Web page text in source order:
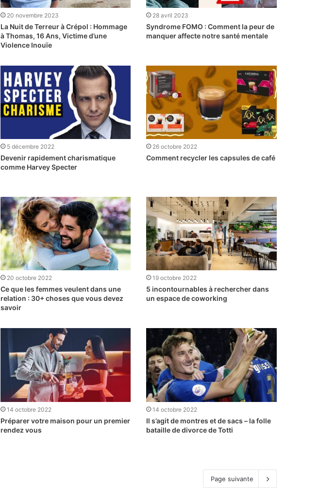
20 novembre 2023
La Nuit de Terreur à Crépol : Hommage
à Thomas, 16 Ans, Victime d’une
Violence Inouïe
28 avril 2023
Syndrome FOMO : Comment la peur de
manquer affecte notre santé mentale
5 décembre 2022
Devenir rapidement charismatique
comme Harvey Specter
26 octobre 2022
Comment recycler les capsules de café
20 octobre 2022
Ce que les femmes veulent dans une
relation : 30+ choses que vous devez
savoir
19 octobre 2022
5 incontournables à rechercher dans
un espace de coworking
14 octobre 2022
Préparer votre maison pour un premier
rendez vous
14 octobre 2022
Il s’agit de montres et de sacs – la folle
bataille de divorce de Totti
Page suivante